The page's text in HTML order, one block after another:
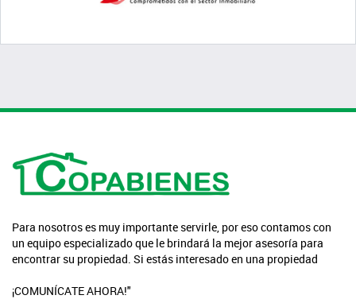
Para nosotros es muy importante servirle, por eso contamos con
un equipo especializado que le brindará la mejor asesoría para
encontrar su propiedad. Si estás interesado en una propiedad
¡COMUNÍCATE AHORA!"